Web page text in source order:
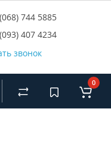
744 5885
407 4234
звонок
0